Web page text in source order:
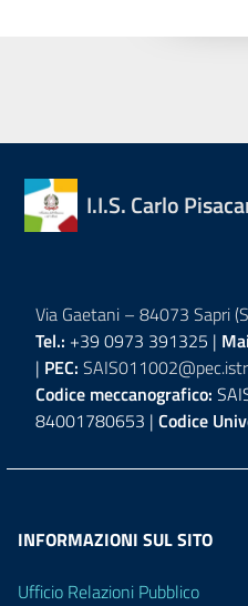
I.I.S. Carlo
Via Gaetani – 84073 Sapri
Tel.: +39 0973 391325 |
| PEC:
Codice meccanografico:
84001780653 | Codice
INFORMAZIONI SUL SITO
Ufficio Relazioni Pubblico